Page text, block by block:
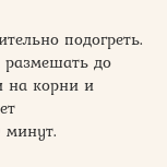
подогреть.
размешать до
на корни и
минут.